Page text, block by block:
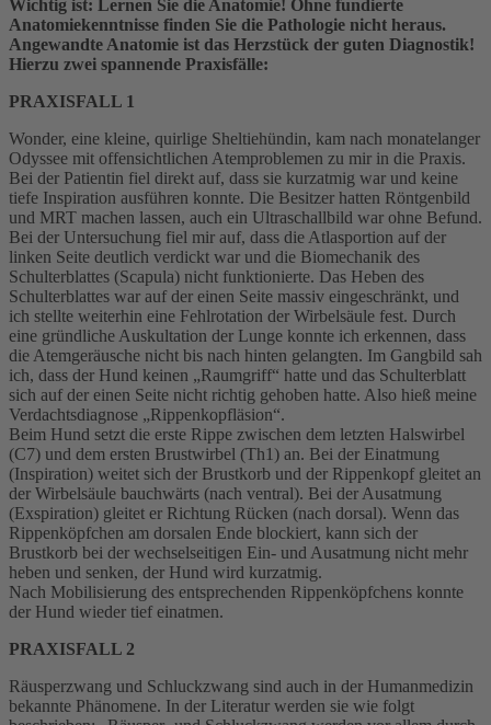
Wichtig ist: Lernen Sie die Anatomie! Ohne fundierte
Anatomiekenntnisse finden Sie die Pathologie nicht heraus.
Angewandte Anatomie ist das Herzstück der guten Diagnostik!
Hierzu zwei spannende Praxisfälle:
PRAXISFALL 1
Wonder, eine kleine, quirlige Sheltiehündin, kam nach monatelanger
Odyssee mit offensichtlichen Atemproblemen zu mir in die Praxis.
Bei der Patientin fiel direkt auf, dass sie kurzatmig war und keine
tiefe Inspiration ausführen konnte. Die Besitzer hatten Röntgenbild
und MRT machen lassen, auch ein Ultraschallbild war ohne Befund.
Bei der Untersuchung fiel mir auf, dass die Atlasportion auf der
linken Seite deutlich verdickt war und die Biomechanik des
Schulterblattes (Scapula) nicht funktionierte. Das Heben des
Schulterblattes war auf der einen Seite massiv eingeschränkt, und
ich stellte weiterhin eine Fehlrotation der Wirbelsäule fest. Durch
eine gründliche Auskultation der Lunge konnte ich erkennen, dass
die Atemgeräusche nicht bis nach hinten gelangten. Im Gangbild sah
ich, dass der Hund keinen „Raumgriff“ hatte und das Schulterblatt
sich auf der einen Seite nicht richtig gehoben hatte. Also hieß meine
Verdachtsdiagnose „Rippenkopfläsion“.
Beim Hund setzt die erste Rippe zwischen dem letzten Halswirbel
(C7) und dem ersten Brustwirbel (Th1) an. Bei der Einatmung
(Inspiration) weitet sich der Brustkorb und der Rippenkopf gleitet an
der Wirbelsäule bauchwärts (nach ventral). Bei der Ausatmung
(Exspiration) gleitet er Richtung Rücken (nach dorsal). Wenn das
Rippenköpfchen am dorsalen Ende blockiert, kann sich der
Brustkorb bei der wechselseitigen Ein- und Ausatmung nicht mehr
heben und senken, der Hund wird kurzatmig.
Nach Mobilisierung des entsprechenden Rippenköpfchens konnte
der Hund wieder tief einatmen.
PRAXISFALL 2
Räusperzwang und Schluckzwang sind auch in der Humanmedizin
bekannte Phänomene. In der Literatur werden sie wie folgt